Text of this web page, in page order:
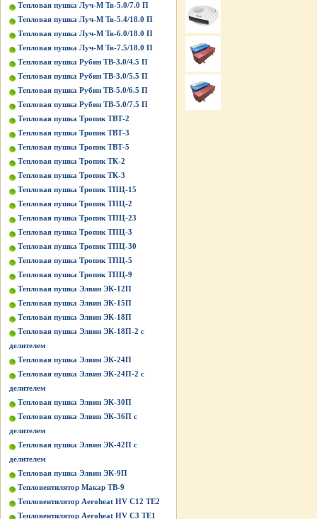
Тепловая пушка Луч-М Тв-5.0/7.0 П
Тепловая пушка Луч-М Тв-5.4/18.0 П
Тепловая пушка Луч-М Тв-6.0/18.0 П
Тепловая пушка Луч-М Тв-7.5/18.0 П
Тепловая пушка Рубин ТВ-3.0/4.5 П
Тепловая пушка Рубин ТВ-3.0/5.5 П
Тепловая пушка Рубин ТВ-5.0/6.5 П
Тепловая пушка Рубин ТВ-5.0/7.5 П
Тепловая пушка Тропик ТВТ-2
Тепловая пушка Тропик ТВТ-3
Тепловая пушка Тропик ТВТ-5
Тепловая пушка Тропик ТК-2
Тепловая пушка Тропик ТК-3
Тепловая пушка Тропик ТПЦ-15
Тепловая пушка Тропик ТПЦ-2
Тепловая пушка Тропик ТПЦ-23
Тепловая пушка Тропик ТПЦ-3
Тепловая пушка Тропик ТПЦ-30
Тепловая пушка Тропик ТПЦ-5
Тепловая пушка Тропик ТПЦ-9
Тепловая пушка Элвин ЭК-12П
Тепловая пушка Элвин ЭК-15П
Тепловая пушка Элвин ЭК-18П
Тепловая пушка Элвин ЭК-18П-2 с
делителем
Тепловая пушка Элвин ЭК-24П
Тепловая пушка Элвин ЭК-24П-2 с
делителем
Тепловая пушка Элвин ЭК-30П
Тепловая пушка Элвин ЭК-36П с
делителем
Тепловая пушка Элвин ЭК-42П с
делителем
Тепловая пушка Элвин ЭК-9П
Тепловентилятор Макар ТВ-9
Тепловентилятор Aeroheat HV C12 TE2
Тепловентилятор Aeroheat HV C3 TE1